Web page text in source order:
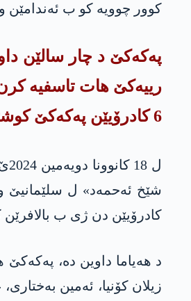
كوور چوویه‌ كو ب
په‌كه‌كێ د چار سالێن
6 كادرۆیێن په‌كه‌كێ كوشتنه‌ پرانی ژێ ب چه‌كا بێده‌نگ.
كادرۆیێن دن ژی ب
د هەیاما داوین دە،